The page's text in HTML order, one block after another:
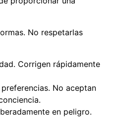
No respetarlas
Corrigen rápidamente
No aceptan
en peligro.